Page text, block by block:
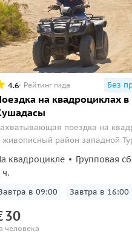
4.6 Рейтинг гида Без
на квадроциклах в
поездка на
живописный район западной
квадроцикле
Групповая
ч.
в 09:00 Завтра в 16:00
30
человека